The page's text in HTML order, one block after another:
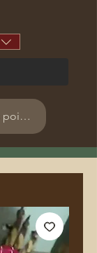
Voir les points